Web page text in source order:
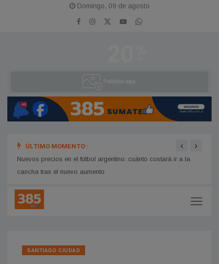
Domingo, 09 de agosto
ÚLTIMO MOMENTO :
cancha tras el nuevo aumento
Persiste el intenso frío polar en Santiago del Estero: cómo
continuará el tiempo esta semana
‹ ›
SANTIAGO CIUDAD